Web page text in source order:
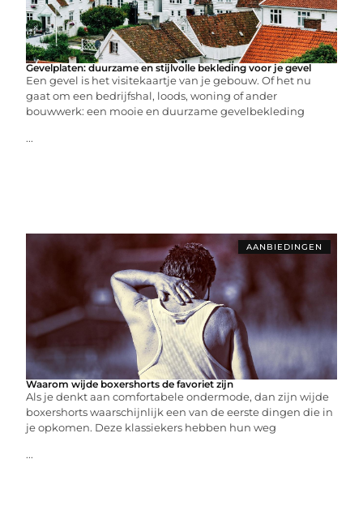
Gevelplaten: duurzame en stijlvolle bekleding voor je gevel
Een gevel is het visitekaartje van je gebouw. Of het nu
gaat om een bedrijfshal, loods, woning of ander
bouwwerk: een mooie en duurzame gevelbekleding
...
AANBIEDINGEN
Waarom wijde boxershorts de favoriet zijn
Als je denkt aan comfortabele ondermode, dan zijn wijde
boxershorts waarschijnlijk een van de eerste dingen die in
je opkomen. Deze klassiekers hebben hun weg
...